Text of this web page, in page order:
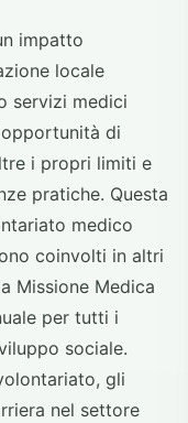
impatto
locale
servizi medici
di
i propri limiti e
pratiche. Questa
medico
coinvolti in altri
Missione Medica
per tutti i
sociale.
gli
nel settore